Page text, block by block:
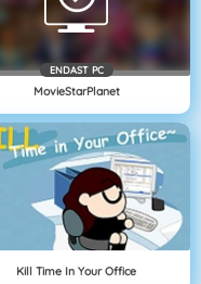
ENDAST PC
MovieStarPlanet
Kill Time In Your Office